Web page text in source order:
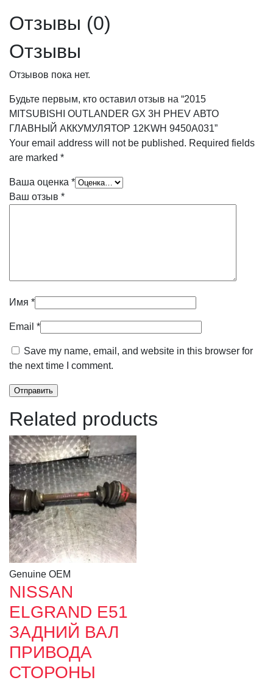
Отзывы (0)
Отзывы
Отзывов пока нет.
Будьте первым, кто оставил отзыв на “2015
MITSUBISHI OUTLANDER GX 3H PHEV АВТО
ГЛАВНЫЙ АККУМУЛЯТОР 12KWH 9450A031”
Your email address will not be published. Required fields
are marked *
Ваша оценка *
Ваш отзыв *
Имя *
Email *
Save my name, email, and website in this browser for
the next time I comment.
Related products
Genuine OEM
NISSAN
ELGRAND E51
ЗАДНИЙ ВАЛ
ПРИВОДА
СТОРОНЫ